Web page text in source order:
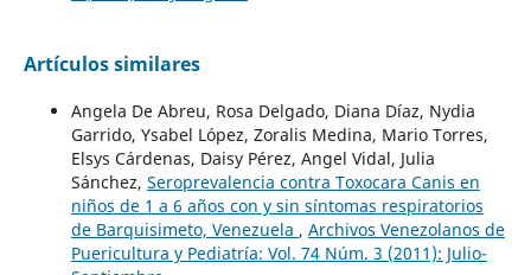
Artículos similares
Angela De Abreu, Rosa Delgado, Diana Díaz, Nydia
Garrido, Ysabel López, Zoralis Medina, Mario Torres,
Elsys Cárdenas, Daisy Pérez, Angel Vidal, Julia
Sánchez, Seroprevalencia contra Toxocara Canis en
niños de 1 a 6 años con y sin síntomas respiratorios
de Barquisimeto, Venezuela , Archivos Venezolanos de
Puericultura y Pediatría: Vol. 74 Núm. 3 (2011): Julio-